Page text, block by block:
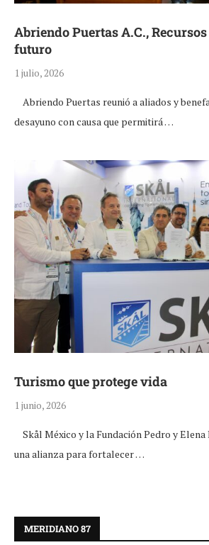
Abriendo Puertas A.C.,
futuro
1 julio, 2026
Abriendo Puertas reunió a aliados y
desayuno con causa que permitirá …
Turismo que protege vida
1 junio, 2026
Skål México y la Fundación Pedro y
una alianza para fortalecer …
MERIDIANO 87